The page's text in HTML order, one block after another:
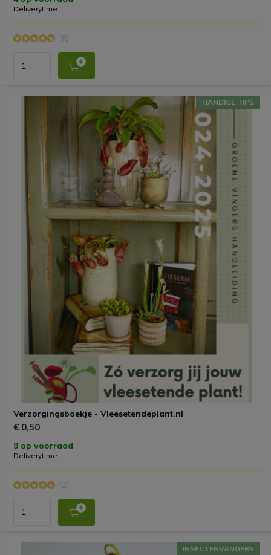
Deliverytime
(8)
Verzorgingsboekje - Vleesetendeplant.nl
HANDIGE TIPS
€ 0,50
9 op voorraad
Deliverytime
(2)
INSECTENVANGERS